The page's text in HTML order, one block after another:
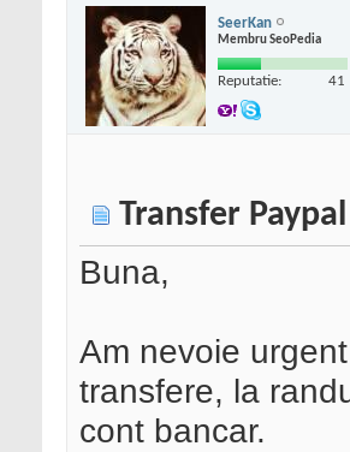
SeerKan
Membru SeoPedia
Reputatie: 41
Transfer
Buna,
Am nevoie
transfere, la
cont bancar.